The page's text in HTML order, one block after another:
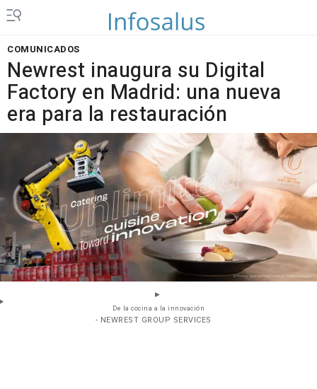
COMUNICADOS
Newrest inaugura su Digital
Factory en Madrid: una nueva
era para la restauración
De la cocina a la innovación
- NEWREST GROUP SERVICES